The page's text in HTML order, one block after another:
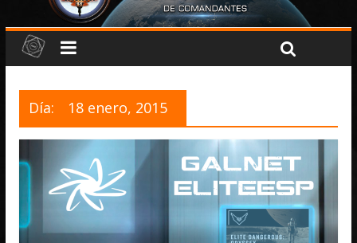
Día: 18 enero, 2015